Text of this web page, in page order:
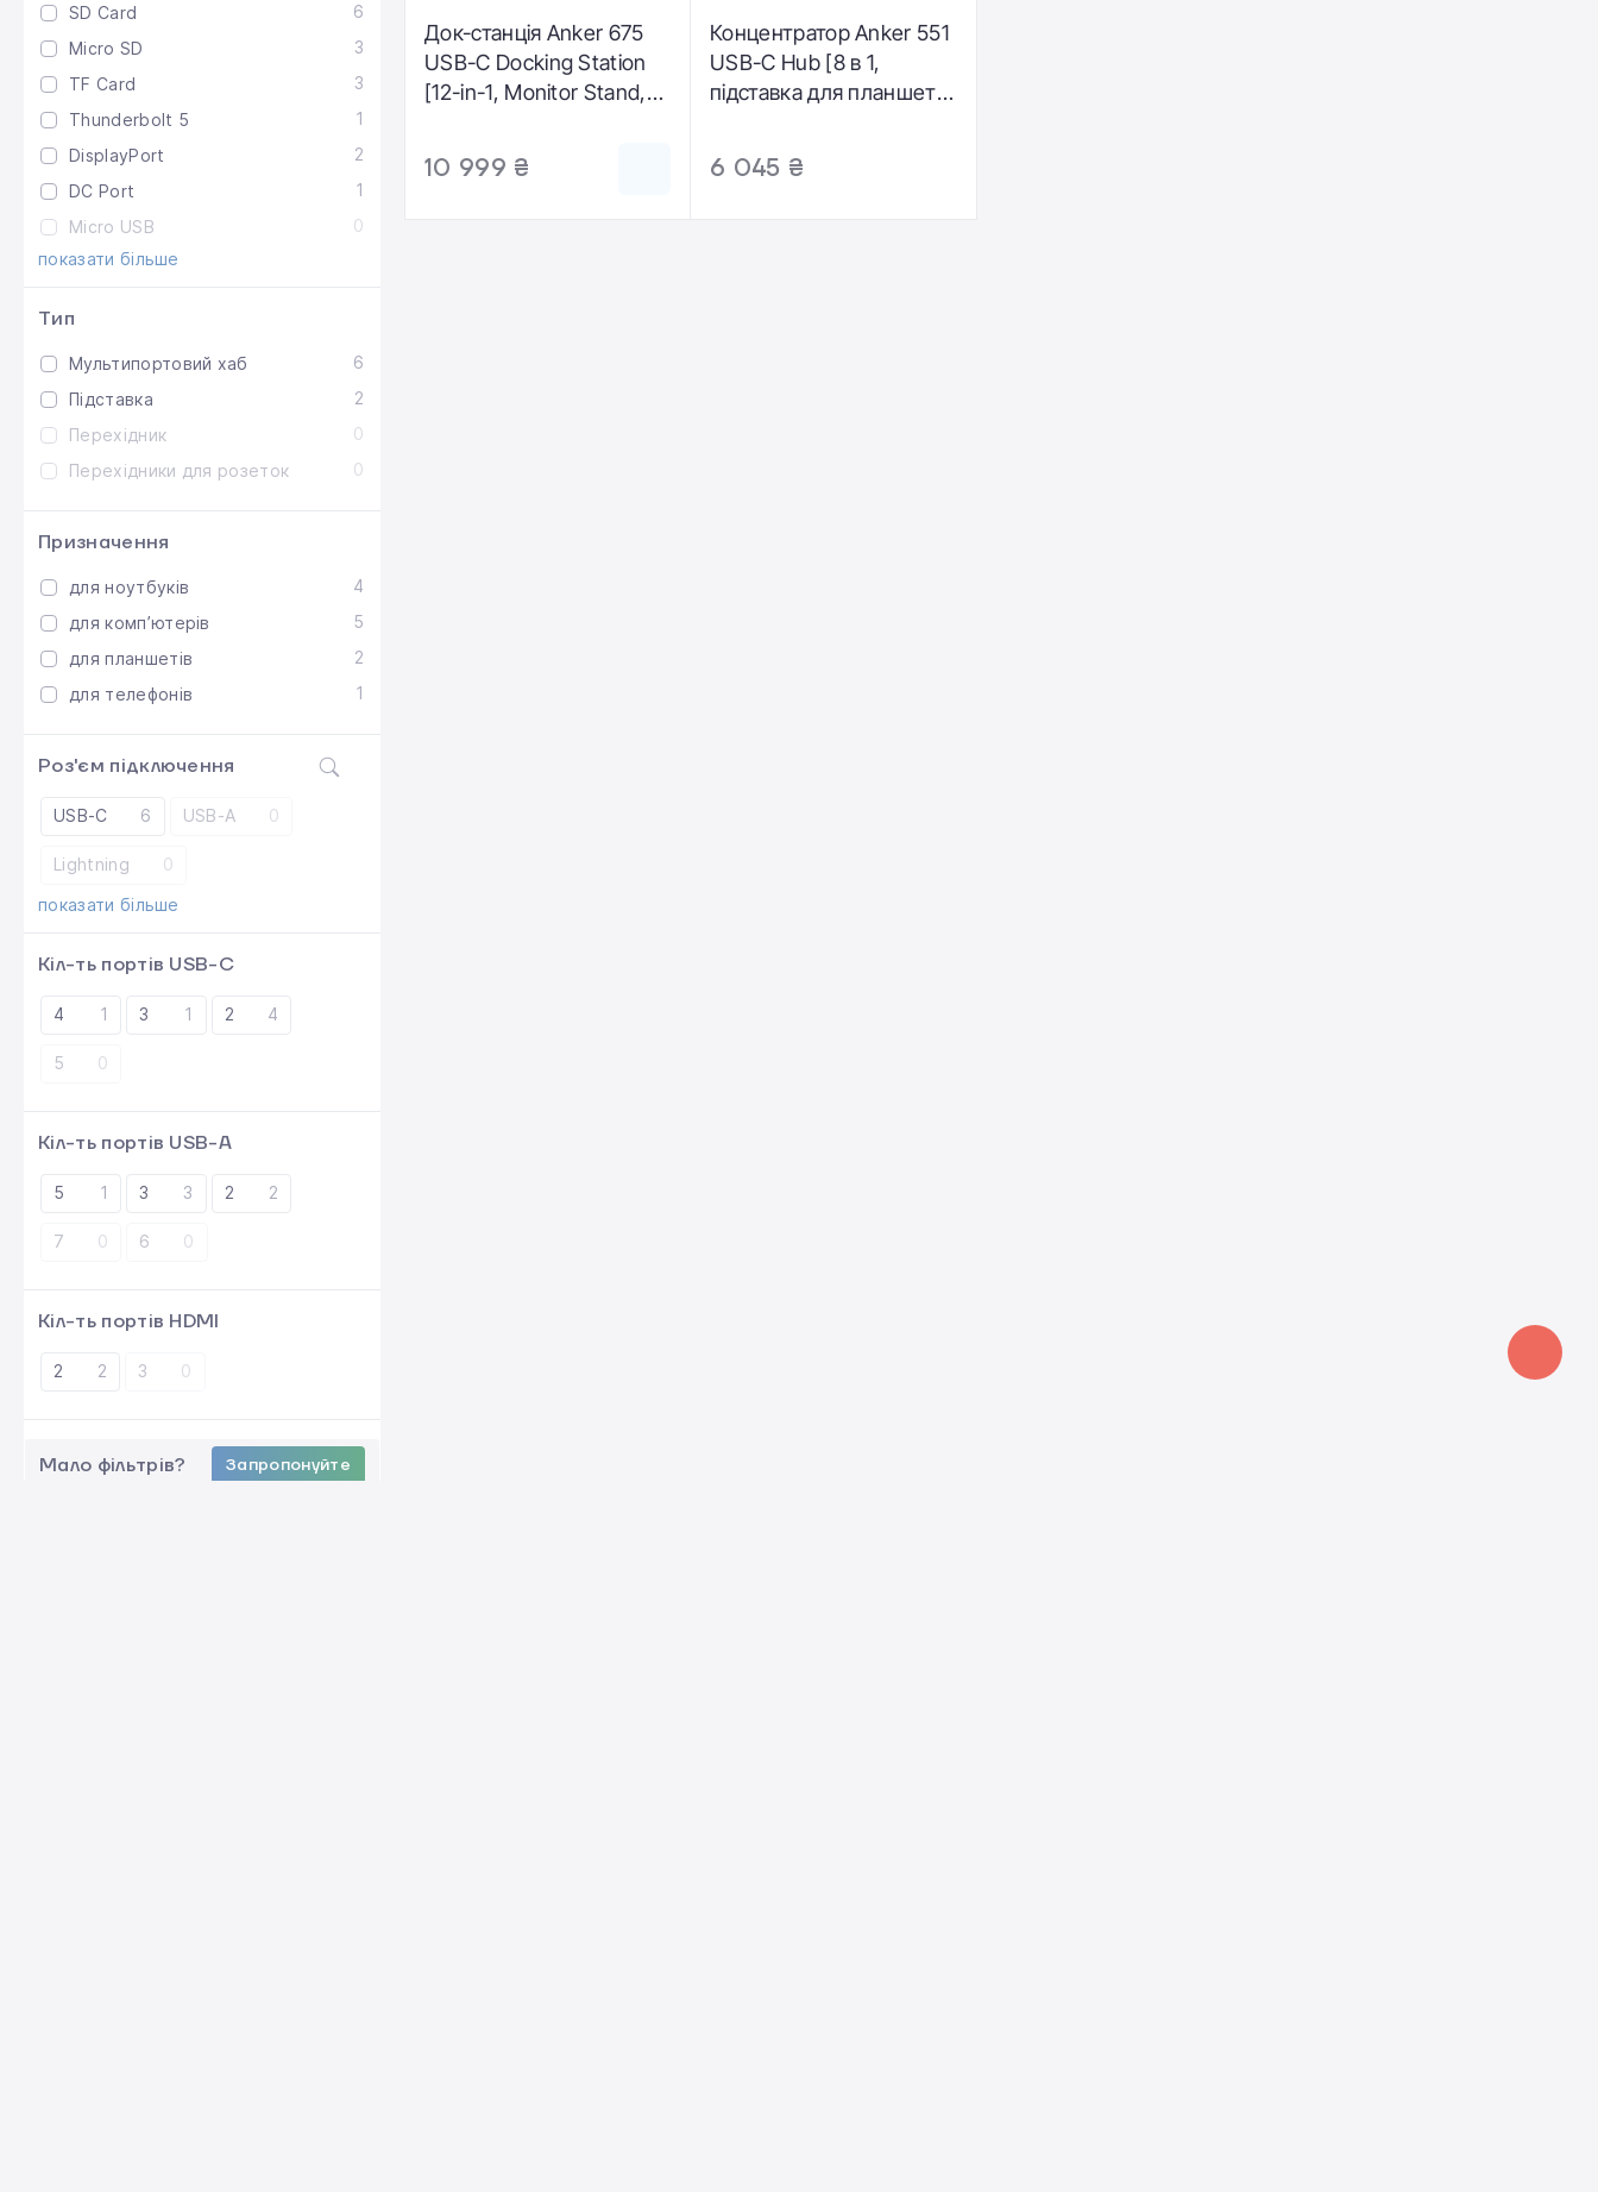
SD Card
6
Micro SD
3
TF Card
3
Thunderbolt 5
1
DisplayPort
2
DC Port
1
Micro USB
0
показати більше
Тип
Мультипортовий хаб
6
Підставка
2
Переxідник
0
Перехідники для розеток
0
Призначення
для ноутбуків
4
для компʼютерів
5
для планшетів
2
для телефонів
1
Роз'єм підключення
USB-C 6 USB-A 0
Lightning
0
показати більше
Кіл-ть портів USB-C
4 1 3 1 2 4
5 0
Кіл-ть портів USB-A
5 1 3 3 2 2
7 0 6 0
Кіл-ть портів HDMI
2 2 3 0
Мало фільтрів? Запропонуйте
Док-станція Anker 675
USB-C Docking Station
[12-in-1, Monitor Stand,
10 999 ₴
Концентратор Anker 551
USB-C Hub [8 в 1,
підставка для планшета]
6 045 ₴